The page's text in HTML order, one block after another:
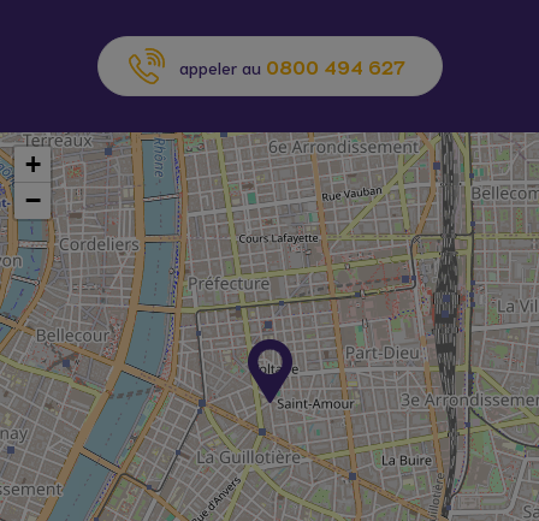
appeler au 0800 494 627
+
−